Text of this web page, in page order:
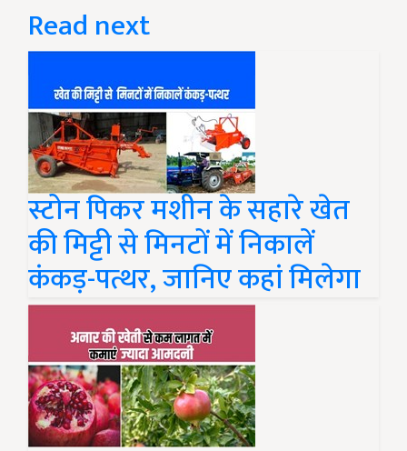
Read next
स्टोन पिकर मशीन के सहारे खेत
की मिट्टी से मिनटों में निकालें
कंकड़-पत्थर, जानिए कहां मिलेगा